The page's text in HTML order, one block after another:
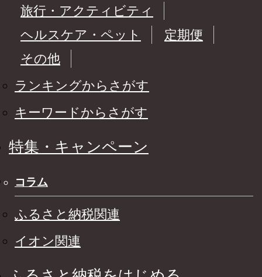
旅行・アクティビティ
ヘルスケア・ペット
定期便
その他
ランキングからさがす
キーワードからさがす
特集・キャンペーン
コラム
ふるさと納税関連
イオン関連